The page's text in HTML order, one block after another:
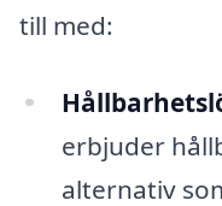
till med:
erbjuder
alternativ